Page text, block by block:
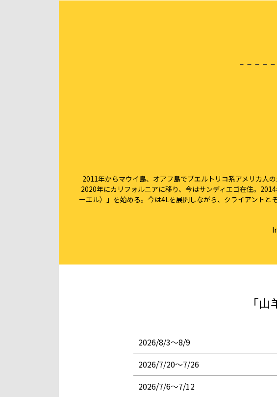
2011年からマウイ島、オアフ島でプエルトリコ系アメリカ人
2020年にカリフォルニアに移り、今はサンディエゴ在住。
ーエル）」を始める。今は4Lを展開しながら、クライアント
「
2026/8/3〜8/9
2026/7/20〜7/26
2026/7/6〜7/12